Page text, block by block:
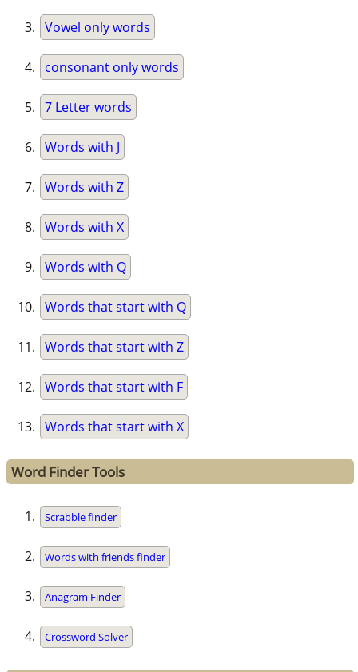
Vowel only words
consonant only words
7 Letter words
Words with J
Words with Z
Words with X
Words with Q
Words that start with Q
Words that start with Z
Words that start with F
Words that start with X
Word Finder Tools
Scrabble finder
Words with friends finder
Anagram Finder
Crossword Solver